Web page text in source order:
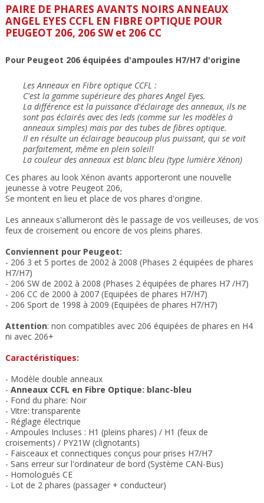
PAIRE DE PHARES AVANTS NOIRS ANNEAUX
ANGEL EYES CCFL EN FIBRE OPTIQUE POUR
PEUGEOT 206, 206 SW et 206 CC
Pour Peugeot 206 équipées d'ampoules H7/H7 d'origine
Les Anneaux en Fibre optique CCFL :
C'est la gamme supérieure des phares Angel Eyes.
La différence est la puissance d'éclairage des anneaux, ils ne
sont pas éclairés avec des leds (comme sur les modèles à
anneaux simples) mais par des tubes de fibres optique.
Il en résulte un éclairage beaucoup plus puissant, qui se voit
parfaitement, même en plein soleil!
La couleur des anneaux est blanc bleu (type lumière Xénon)
Ces phares au look Xénon avants apporteront une nouvelle
jeunesse à votre Peugeot 206,
Se montent en lieu et place de vos phares d'origine.
Les anneaux s'allumeront dès le passage de vos veilleuses, de vos
feux de croisement ou encore de vos pleins phares.
Conviennent pour Peugeot:
- 206 3 et 5 portes de 2002 à 2008 (Phases 2 équipées de phares
H7/H7)
- 206 SW de 2002 à 2008 (Phases 2 équipées de phares H7 /H7)
- 206 CC de 2000 à 2007 (Equipées de phares H7/H7)
- 206 Sport de 1998 à 2009 (Equipées de phares H7/H7)
Attention: non compatibles avec 206 équipées de phares en H4
ni avec 206+
Caractéristiques:
- Modèle double anneaux
- Anneaux CCFL en Fibre Optique: blanc-bleu
- Fond du phare: Noir
- Vitre: transparente
- Réglage électrique
- Ampoules Incluses : H1 (pleins phares) / H1 (feux de
croisements) / PY21W (clignotants)
- Faisceaux et connectiques conçus pour prises H7/H7
- Sans erreur sur l'ordinateur de bord (Système CAN-Bus)
- Homologués CE
- Lot de 2 phares (passager + conducteur)